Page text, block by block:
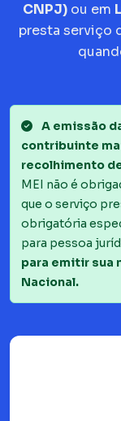
CNPJ)ou em
presta serviço
A emissão
contribuinte
recolhimento
MEI não é
que o serviço
obrigatória
para pessoa
para emitir sua
Nacional.